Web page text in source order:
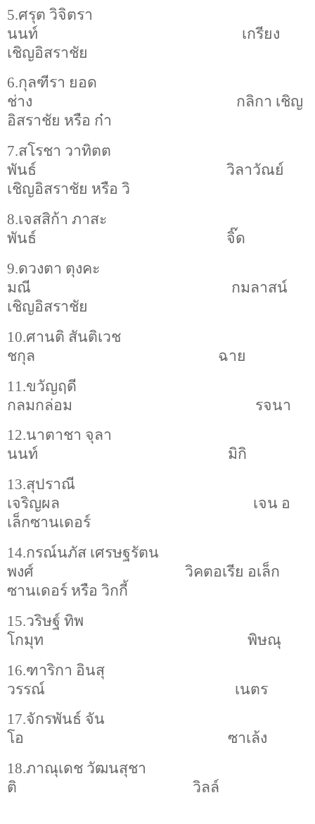
5.ศรุต วิจิตรา
นนท์
เกรียง
เชิญอิสราชัย
6.กุลฑีรา ยอด
ช่าง
กลิกา เชิญ
อิสราชัย หรือ ก๋า
7.สโรชา วาทิตต
พันธ์
วิลาวัณย์
เชิญอิสราชัย หรือ วิ
8.เจสสิก้า ภาสะ
พันธ์
จิ๊ด
9.ดวงตา ตุงคะ
มณี
กมลาสน์
เชิญอิสราชัย
10.ศานติ สันติเวช
ชกุล
ฉาย
11.ขวัญฤดี
กลมกล่อม
รจนา
12.นาตาชา จุลา
นนท์
มิกิ
13.สุปราณี
เจริญผล
เจน อ
เล็กซานเดอร์
14.กรณ์นภัส เศรษฐรัตน
พงศ์
วิคตอเรีย อเล็ก
ซานเดอร์ หรือ วิกกี้
15.วริษฐ์ ทิพ
โกมุท
พิษณุ
16.ฑาริกา อินสุ
วรรณ์
เนตร
17.จักรพันธ์ จัน
โอ
ซาเล้ง
18.ภาณุเดช วัฒนสุชา
ติ
วิลล์